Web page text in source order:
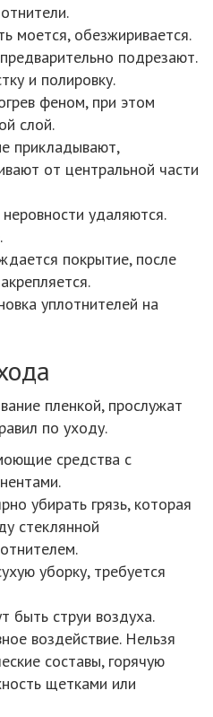
моется, обезжиривается.
подрезают.
и полировку.
феном, при этом
слой.
прикладывают,
от центральной части
удаляются.
покрытие, после
уплотнителей на
пленкой, прослужат
по уходу.
средства с
убирать грязь, которая
стеклянной
уборку, требуется
быть струи воздуха.
воздействие. Нельзя
составы, горячую
щетками или